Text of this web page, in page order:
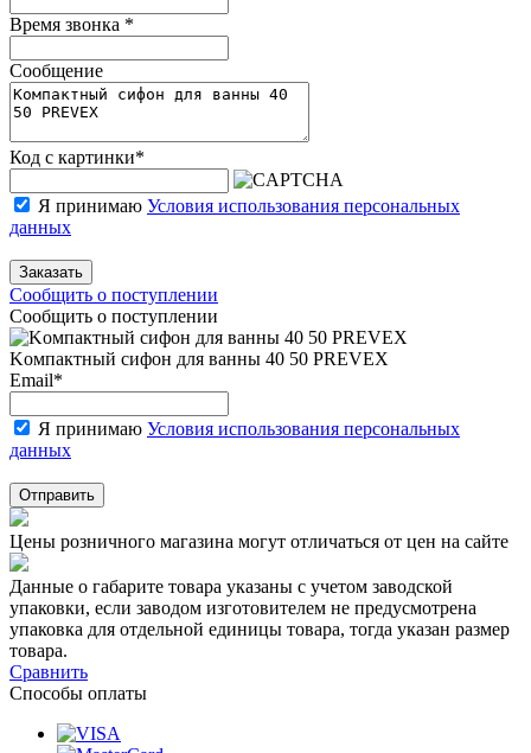
Время звонка *
Сообщение
Код с картинки*
Я принимаю Условия использования персональных
данных
Заказать
Сообщить о поступлении
Сообщить о поступлении
Koмпaктный сифoн для вaнны 40 50 PREVEX
Email*
Я принимаю Условия использования персональных
данных
Отправить
Цены розничного магазина могут отличаться от цен на сайте
Данные о габарите товара указаны с учетом заводской
упаковки, если заводом изготовителем не предусмотрена
упаковка для отдельной единицы товара, тогда указан размер
товара.
Сравнить
Способы оплаты